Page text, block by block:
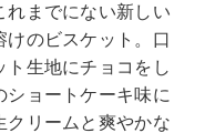
れまでにない新しい
けのビスケット。口
ト生地にチョコをし
ショートケーキ味に
クリームと爽やかな